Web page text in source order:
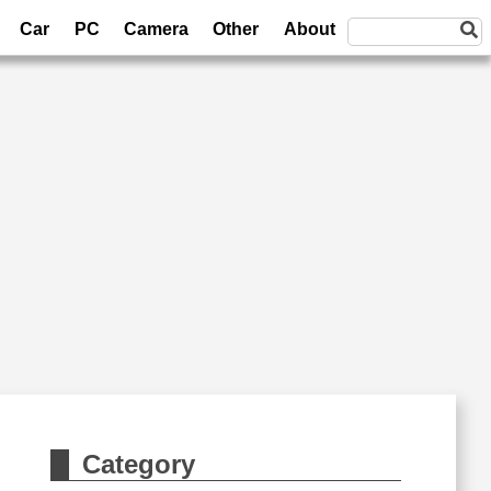
Car PC Camera Other About
Category